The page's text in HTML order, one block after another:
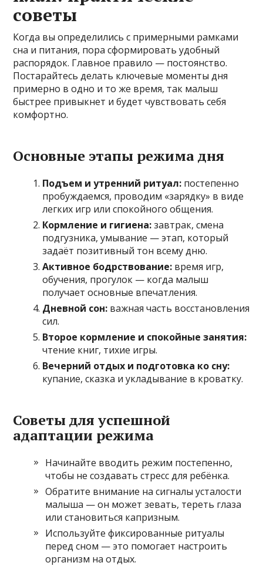
советы
Когда вы определились с примерными рамками
сна и питания, пора сформировать удобный
распорядок. Главное правило — постоянство.
Постарайтесь делать ключевые моменты дня
примерно в одно и то же время, так малыш
быстрее привыкнет и будет чувствовать себя
комфортно.
Основные этапы режима дня
Подъем и утренний ритуал: постепенно
пробуждаемся, проводим «зарядку» в виде
легких игр или спокойного общения.
Кормление и гигиена:завтрак, смена
подгузника, умывание — этап, который
задаёт позитивный тон всему дню.
Активное бодрствование: время игр,
обучения, прогулок — когда малыш
получает основные впечатления.
Дневной сон: важная часть восстановления
сил.
Второе кормление и спокойные занятия:
чтение книг, тихие игры.
Вечерний отдых и подготовка ко сну:
купание, сказка и укладывание в кроватку.
Советы для успешной
адаптации режима
Начинайте вводить режим постепенно,
чтобы не создавать стресс для ребёнка.
Обратите внимание на сигналы усталости
малыша — он может зевать, тереть глаза
или становиться капризным.
Используйте фиксированные ритуалы
перед сном — это помогает настроить
организм на отдых.